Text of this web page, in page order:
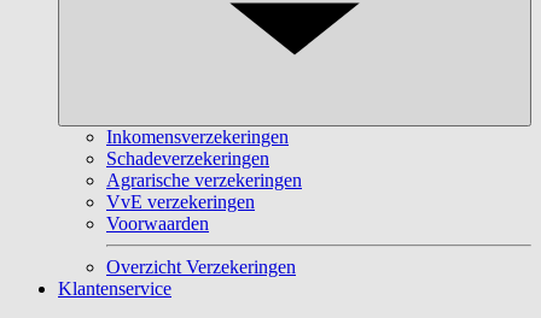
Inkomensverzekeringen
Schadeverzekeringen
Agrarische verzekeringen
VvE verzekeringen
Voorwaarden
Overzicht Verzekeringen
Klantenservice